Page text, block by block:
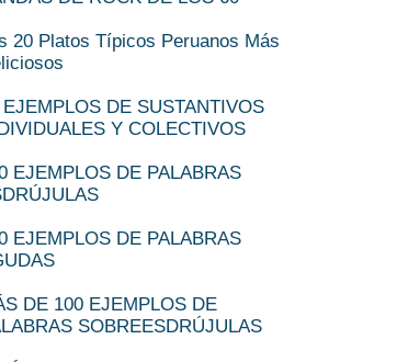
20 Platos Típicos Peruanos Más
EJEMPLOS DE SUSTANTIVOS
Y COLECTIVOS
EJEMPLOS DE PALABRAS
EJEMPLOS DE PALABRAS
DE 100 EJEMPLOS DE
SOBREESDRÚJULAS